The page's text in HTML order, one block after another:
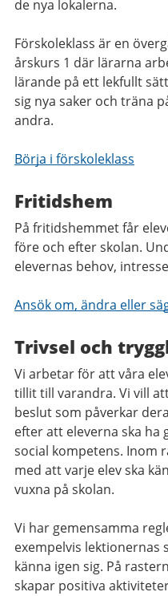
de nya lokalerna.
Förskoleklass är en
årskurs 1 där lärarna
lärande på ett lekfullt
sig nya saker och träna
andra.
Börja i förskoleklass
Fritidshem
På fritidshemmet får
före och efter skolan.
elevernas behov,
Ansök om, ändra eller
Trivsel och
Vi arbetar för att våra
tillit till varandra. Vi vill
beslut som påverkar
efter att eleverna ska ha
social kompetens. Inom
med att varje elev ska
vuxna på skolan.
Vi har gemensamma
exempelvis lektionernas
känna igen sig. På
skapar positiva